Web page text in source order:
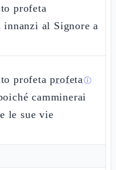
profeta
al Signore a
profetaprofetaⓘ
camminerai
le sue vie